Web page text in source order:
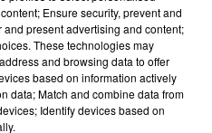
Ensure security, prevent and
present advertising and content;
These technologies may
and browsing data to offer
based on information actively
data; Match and combine data from
Identify devices based on